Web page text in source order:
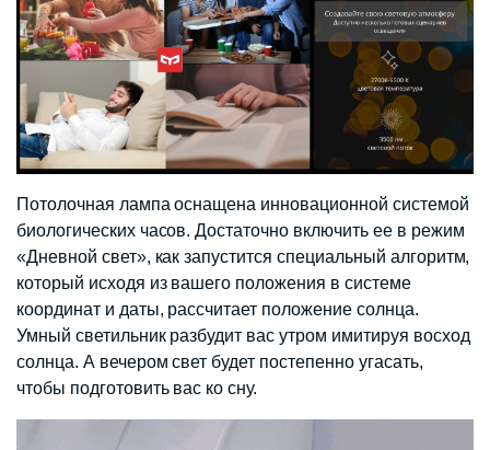
Потолочная лампа оснащена инновационной системой
биологических часов. Достаточно включить ее в режим
«Дневной свет», как запустится специальный алгоритм,
который исходя из вашего положения в системе
координат и даты, рассчитает положение солнца.
Умный светильник разбудит вас утром имитируя восход
солнца. А вечером свет будет постепенно угасать,
чтобы подготовить вас ко сну.